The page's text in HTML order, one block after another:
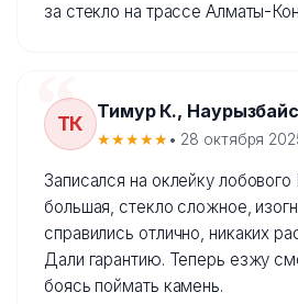
за стекло на трассе Алматы-
ТК
Тимур К.,
★★★★★• 28 октября
Записался на оклейку
большая, стекло сложное,
справились отлично, никаких
Дали гарантию. Теперь езжу
боясь поймать камень.